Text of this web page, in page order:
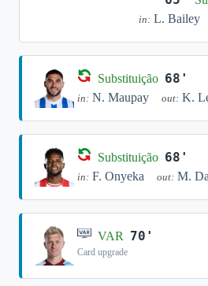
in: L. Bailey
Substituição 68'
in: N. Maupay out: K.
Substituição 68'
in: F. Onyeka out: M.
VAR 70'
Card upgrade